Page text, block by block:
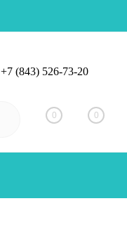
Вход
+7 (843) 526-73-20
0 0